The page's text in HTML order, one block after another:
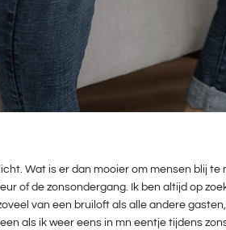
Wat is er dan mooier om mensen blij te
of de zonsondergang. Ik ben altijd op
van een bruiloft als alle andere
als ik weer eens in mn eentje tijdens